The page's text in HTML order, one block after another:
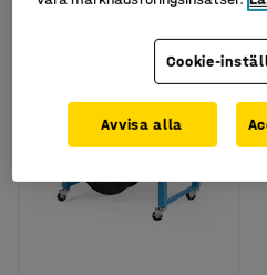
Cookie-
Avvisa alla